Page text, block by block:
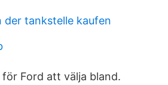
der tankstelle kaufen
Ford att välja bland.